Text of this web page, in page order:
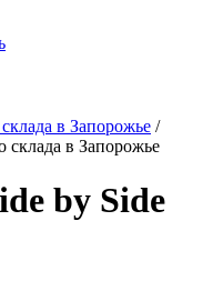
в Запорожье /
склада в Запорожье
by Side